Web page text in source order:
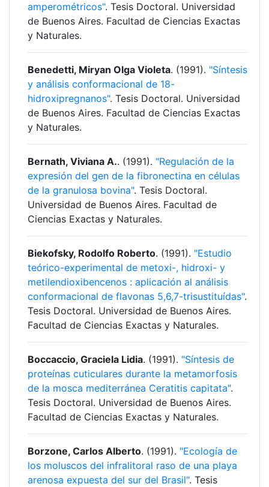
amperométricos". Tesis Doctoral. Universidad
de Buenos Aires. Facultad de Ciencias Exactas
y Naturales.
Benedetti, Miryan Olga Violeta. (1991). "Síntesis
y análisis conformacional de 18-
hidroxipregnanos". Tesis Doctoral. Universidad
de Buenos Aires. Facultad de Ciencias Exactas
y Naturales.
Bernath, Viviana A.. (1991). "Regulación de la
expresión del gen de la fibronectina en células
de la granulosa bovina". Tesis Doctoral.
Universidad de Buenos Aires. Facultad de
Ciencias Exactas y Naturales.
Biekofsky, Rodolfo Roberto. (1991). "Estudio
teórico-experimental de metoxi-, hidroxi- y
metilendioxibencenos : aplicación al análisis
conformacional de flavonas 5,6,7-trisustituídas".
Tesis Doctoral. Universidad de Buenos Aires.
Facultad de Ciencias Exactas y Naturales.
Boccaccio, Graciela Lidia. (1991). "Síntesis de
proteínas cuticulares durante la metamorfosis
de la mosca mediterránea Ceratitis capitata".
Tesis Doctoral. Universidad de Buenos Aires.
Facultad de Ciencias Exactas y Naturales.
Borzone, Carlos Alberto. (1991). "Ecología de
los moluscos del infralitoral raso de una playa
arenosa expuesta del sur del Brasil". Tesis